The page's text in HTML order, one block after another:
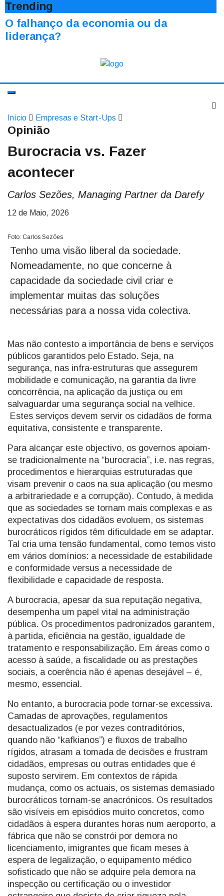
Trending
O falhanço da economia ou da
liderança?
Início Empresas e Start-Ups
Opinião
Burocracia vs. Fazer
acontecer
Carlos Sezões, Managing Partner da Darefy
12 de Maio, 2026
Foto: Carlos Sezões
Tenho uma visão liberal da sociedade.
Nomeadamente, no que concerne à
capacidade da sociedade civil criar e
implementar muitas das soluções
necessárias para a nossa vida colectiva.
Mas não contesto a importância de bens e serviços
públicos garantidos pelo Estado. Seja, na
segurança, nas infra-estruturas que assegurem
mobilidade e comunicação, na garantia da livre
concorrência, na aplicação da justiça ou em
salvaguardar uma segurança social na velhice.
Estes serviços devem servir os cidadãos de forma
equitativa, consistente e transparente.
Para alcançar este objectivo, os governos apoiam-
se tradicionalmente na “burocracia”, i.e. nas regras,
procedimentos e hierarquias estruturadas que
visam prevenir o caos na sua aplicação (ou mesmo
a arbitrariedade e a corrupção). Contudo, à medida
que as sociedades se tornam mais complexas e as
expectativas dos cidadãos evoluem, os sistemas
burocráticos rígidos têm dificuldade em se adaptar.
Tal cria uma tensão fundamental, como temos visto
em vários domínios: a necessidade de estabilidade
e conformidade versus a necessidade de
flexibilidade e capacidade de resposta.
A burocracia, apesar da sua reputação negativa,
desempenha um papel vital na administração
pública. Os procedimentos padronizados garantem,
à partida, eficiência na gestão, igualdade de
tratamento e responsabilização. Em áreas como o
acesso à saúde, a fiscalidade ou as prestações
sociais, a coerência não é apenas desejável – é,
mesmo, essencial.
No entanto, a burocracia pode tornar-se excessiva.
Camadas de aprovações, regulamentos
desactualizados (e por vezes contraditórios,
quando não “kafkianos”) e fluxos de trabalho
rígidos, atrasam a tomada de decisões e frustram
cidadãos, empresas ou outras entidades que é
suposto servirem. Em contextos de rápida
mudança, como os actuais, os sistemas demasiado
burocráticos tornam-se anacrónicos. Os resultados
são visíveis em episódios muito concretos, como
cidadãos à espera durantes horas num aeroporto, a
fábrica que não se constrói por demora no
licenciamento, imigrantes que ficam meses à
espera de legalização, o equipamento médico
sofisticado que não se adquire pela demora na
inspecção ou certificação ou o investidor